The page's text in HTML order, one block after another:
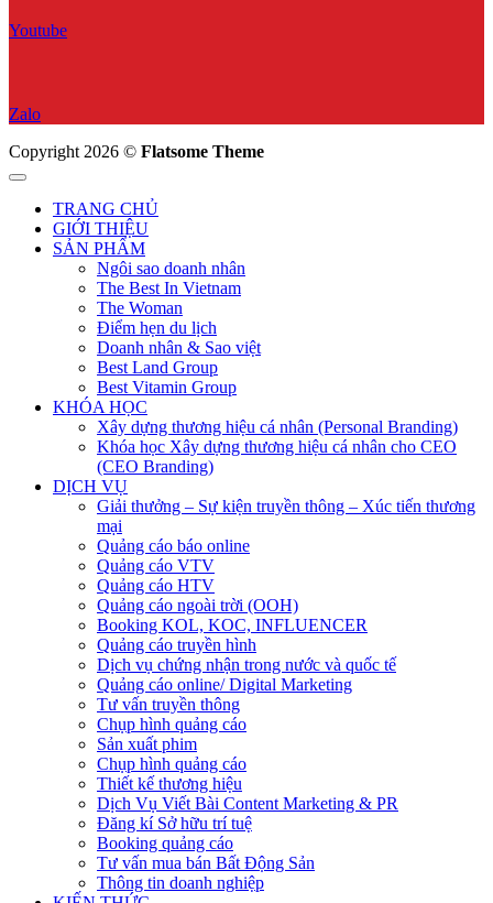
Youtube
Zalo
Copyright 2026 © Flatsome Theme
TRANG CHỦ
GIỚI THIỆU
SẢN PHẨM
Ngôi sao doanh nhân
The Best In Vietnam
The Woman
Điểm hẹn du lịch
Doanh nhân & Sao việt
Best Land Group
Best Vitamin Group
KHÓA HỌC
Xây dựng thương hiệu cá nhân (Personal Branding)
Khóa học Xây dựng thương hiệu cá nhân cho CEO
(CEO Branding)
DỊCH VỤ
Giải thưởng – Sự kiện truyền thông – Xúc tiến thương
mại
Quảng cáo báo online
Quảng cáo VTV
Quảng cáo HTV
Quảng cáo ngoài trời (OOH)
Booking KOL, KOC, INFLUENCER
Quảng cáo truyền hình
Dịch vụ chứng nhận trong nước và quốc tế
Quảng cáo online/ Digital Marketing
Tư vấn truyền thông
Chụp hình quảng cáo
Sản xuất phim
Chụp hình quảng cáo
Thiết kế thương hiệu
Dịch Vụ Viết Bài Content Marketing & PR
Đăng kí Sở hữu trí tuệ
Booking quảng cáo
Tư vấn mua bán Bất Động Sản
Thông tin doanh nghiệp